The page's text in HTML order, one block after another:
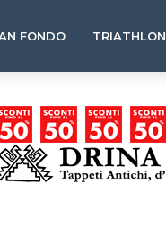
FONDO TRIATHLON